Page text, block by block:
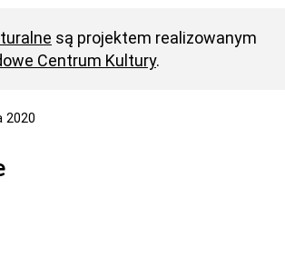
są projektem realizowanym
Centrum Kultury.
2020